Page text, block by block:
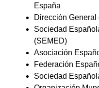
España
Dirección General
Sociedad
(SEMED)
Asociación
Federación
Sociedad